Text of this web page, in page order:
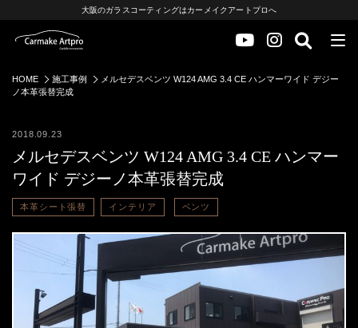
大阪のガラスコーティングはカーメイクアートプロへ
HOME 施工事例
メルセデスベンツ W124 AMG 3.4 CE ハンマーワイド デジー
ノ本革張替完成
2018.09.23
メルセデスベンツ W124 AMG 3.4 CE ハンマー
ワイド デジーノ本革張替完成
本革シート張替 インテリア ベンツ